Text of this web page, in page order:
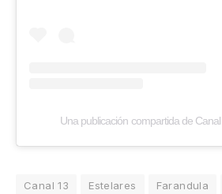
Una publicación compartida de
Canal 13 Estelares Farandula